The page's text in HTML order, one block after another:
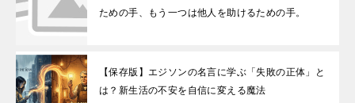
ための手、もう一つは他人を助けるための手。
【保存版】エジソンの名言に学ぶ「失敗の正体」と
は？新生活の不安を自信に変える魔法